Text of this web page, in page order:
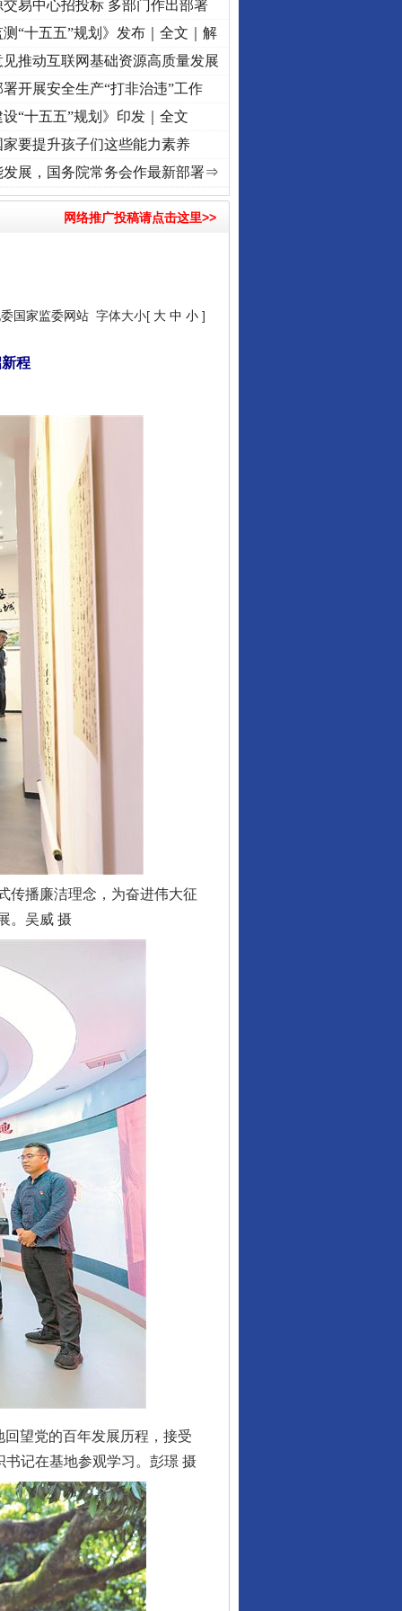
船起航处 潮起..·[视频]一首歌的时间，读懂乐至的“诗与远方”
易中心招投标 多部门作出部署
“十五五”规划》发布｜全文｜解
推动互联网基础资源高质量发展
开展安全生产“打非治违”工作
“十五五”规划》印发｜全文
要提升孩子们这些能力素养
发展，国务院常务会作最新部署⇒
网络推广投稿请点击这里>>
国家监委网站 字体大小[ 大 中 小 ]
程
播廉洁理念，为奋进伟大征
。吴威 摄
望党的百年发展历程，接受
记在基地参观学习。彭璟 摄